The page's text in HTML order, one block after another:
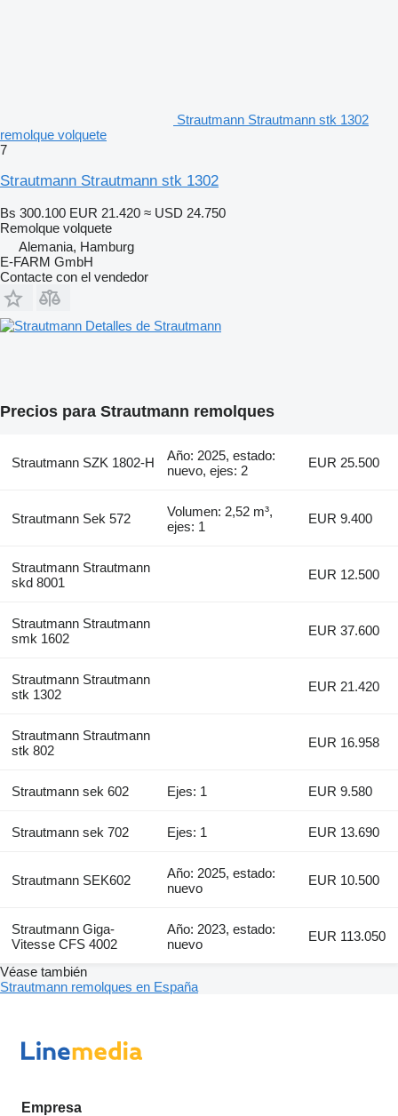
Strautmann Strautmann stk 1302
remolque volquete
7
Strautmann Strautmann stk 1302
Bs 300.100 EUR 21.420 ≈ USD 24.750
Remolque volquete
Alemania, Hamburg
E-FARM GmbH
Contacte con el vendedor
Detalles de Strautmann
Precios para Strautmann remolques
Strautmann SZK 1802-H
Año: 2025, estado:
nuevo, ejes: 2
EUR 25.500
Strautmann Sek 572
Volumen: 2,52 m³,
ejes: 1
EUR 9.400
Strautmann Strautmann
skd 8001
EUR 12.500
Strautmann Strautmann
smk 1602
EUR 37.600
Strautmann Strautmann
stk 1302
EUR 21.420
Strautmann Strautmann
stk 802
EUR 16.958
Strautmann sek 602 Ejes: 1 EUR 9.580
Strautmann sek 702 Ejes: 1 EUR 13.690
Strautmann SEK602
Año: 2025, estado:
nuevo
EUR 10.500
Strautmann Giga-
Vitesse CFS 4002
Año: 2023, estado:
nuevo
EUR 113.050
Véase también
Strautmann remolques en España
Empresa